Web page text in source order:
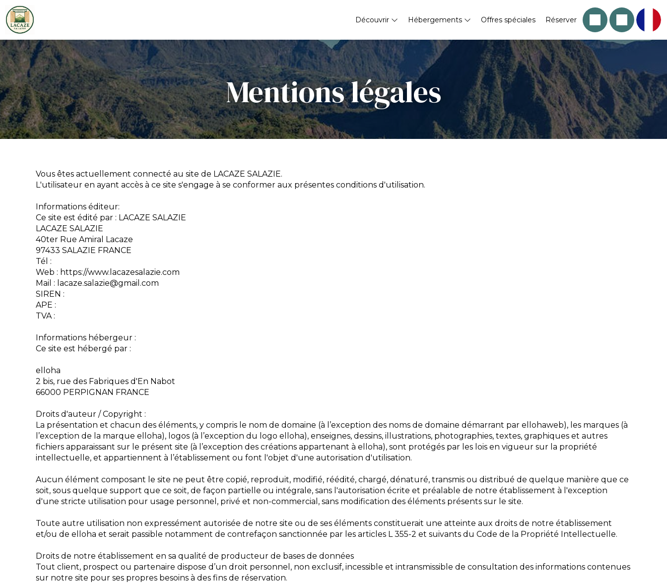
Découvrir Hébergements Offres spéciales Réserver
Mentions légales
Vous êtes actuellement connecté au site de LACAZE SALAZIE.
L'utilisateur en ayant accès à ce site s'engage à se conformer aux présentes conditions d'utilisation.
Informations éditeur:
Ce site est édité par : LACAZE SALAZIE
LACAZE SALAZIE
40ter Rue Amiral Lacaze
97433 SALAZIE FRANCE
Tél :
Web : https://www.lacazesalazie.com
Mail : lacaze.salazie@gmail.com
SIREN :
APE :
TVA :
Informations hébergeur :
Ce site est hébergé par :
elloha
2 bis, rue des Fabriques d'En Nabot
66000 PERPIGNAN FRANCE
Droits d'auteur / Copyright :
La présentation et chacun des éléments, y compris le nom de domaine (à l’exception des noms de domaine démarrant par ellohaweb), les marques (à
l’exception de la marque elloha), logos (à l’exception du logo elloha), enseignes, dessins, illustrations, photographies, textes, graphiques et autres
fichiers apparaissant sur le présent site (à l’exception des créations appartenant à elloha), sont protégés par les lois en vigueur sur la propriété
intellectuelle, et appartiennent à l’établissement ou font l'objet d'une autorisation d'utilisation.
Aucun élément composant le site ne peut être copié, reproduit, modifié, réédité, chargé, dénaturé, transmis ou distribué de quelque manière que ce
soit, sous quelque support que ce soit, de façon partielle ou intégrale, sans l'autorisation écrite et préalable de notre établissement à l'exception
d'une stricte utilisation pour usage personnel, privé et non-commercial, sans modification des éléments présents sur le site.
Toute autre utilisation non expressément autorisée de notre site ou de ses éléments constituerait une atteinte aux droits de notre établissement
et/ou de elloha et serait passible notamment de contrefaçon sanctionnée par les articles L 355-2 et suivants du Code de la Propriété Intellectuelle.
Droits de notre établissement en sa qualité de producteur de bases de données
Tout client, prospect ou partenaire dispose d’un droit personnel, non exclusif, incessible et intransmissible de consultation des informations contenues
sur notre site pour ses propres besoins à des fins de réservation.